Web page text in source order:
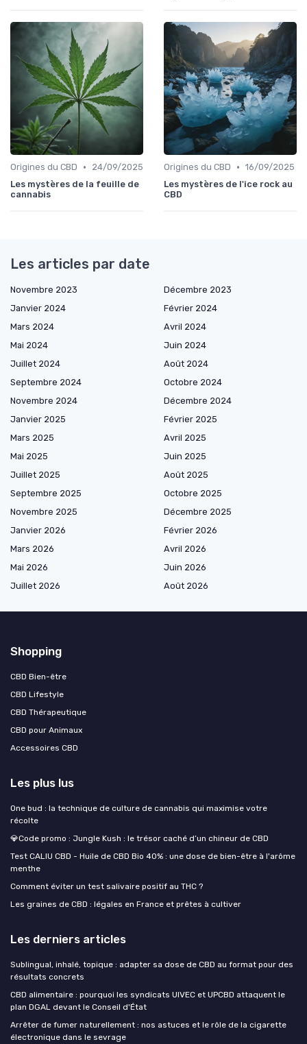
Origines du CBD •
24/09/2025
Les mystères de la feuille de
cannabis
Origines du CBD • 16/09/2025
Les mystères de l'ice rock au
CBD
Les articles par date
Novembre 2023
Décembre 2023
Janvier 2024
Février 2024
Mars 2024
Avril 2024
Mai 2024
Juin 2024
Juillet 2024
Août 2024
Septembre 2024
Octobre 2024
Novembre 2024
Décembre 2024
Janvier 2025
Février 2025
Mars 2025
Avril 2025
Mai 2025
Juin 2025
Juillet 2025
Août 2025
Septembre 2025
Octobre 2025
Novembre 2025
Décembre 2025
Janvier 2026
Février 2026
Mars 2026
Avril 2026
Mai 2026
Juin 2026
Juillet 2026
Août 2026
Shopping
CBD Bien-être
CBD Lifestyle
CBD Thérapeutique
CBD pour Animaux
Accessoires CBD
Les plus lus
One bud : la technique de culture de cannabis qui maximise votre
récolte
💎Code promo : Jungle Kush : le trésor caché d’un chineur de CBD
Test CALIU CBD - Huile de CBD Bio 40% : une dose de bien-être à l'arôme
menthe
Comment éviter un test salivaire positif au THC ?
Les graines de CBD : légales en France et prêtes à cultiver
Les derniers articles
Sublingual, inhalé, topique : adapter sa dose de CBD au format pour des
résultats concrets
CBD alimentaire : pourquoi les syndicats UIVEC et UPCBD attaquent le
plan DGAL devant le Conseil d'État
Arrêter de fumer naturellement : nos astuces et le rôle de la cigarette
électronique dans le sevrage